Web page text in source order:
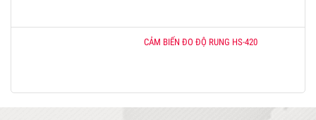
CẢM BIẾN ĐO ĐỘ RUNG HS-420